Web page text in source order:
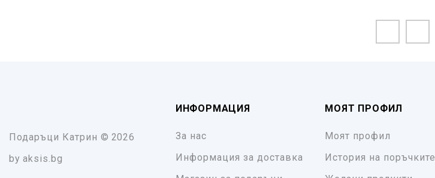
Подаръци Катрин © 2026
by aksis.bg
ИНФОРМАЦИЯ
За нас
Информация за доставка
МОЯТ ПРОФИЛ
Моят профил
История на поръчките